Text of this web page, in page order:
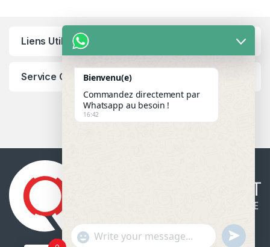
Liens Utiles
Service ClientBienvenu(e)
Commandez directement par
Whatsapp au besoin !
16:42
"
WhatsApp Message
u